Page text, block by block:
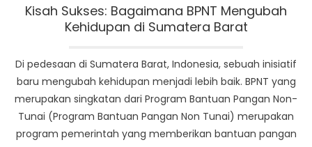
bersama
Kisah Sukses: Bagaimana BPNT Mengubah
Kehidupan di Sumatera Barat
Di pedesaan di Sumatera Barat, Indonesia, sebuah inisiatif
baru mengubah kehidupan menjadi lebih baik. BPNT yang
merupakan singkatan dari Program Bantuan Pangan Non-
Tunai (Program Bantuan Pangan Non Tunai) merupakan
program pemerintah yang memberikan bantuan pangan